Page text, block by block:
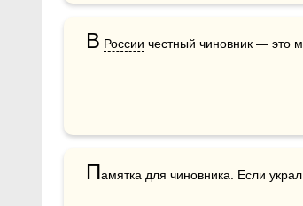
В России честный чиновник — это
Памятка для чиновника. Если